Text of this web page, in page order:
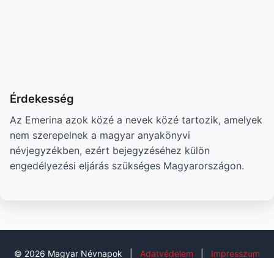
Érdekesség
Az Emerina azok közé a nevek közé tartozik, amelyek
nem szerepelnek a magyar anyakönyvi
névjegyzékben, ezért bejegyzéséhez külön
engedélyezési eljárás szükséges Magyarországon.
© 2026 Magyar Névnapok Adatvédelem Impresszum